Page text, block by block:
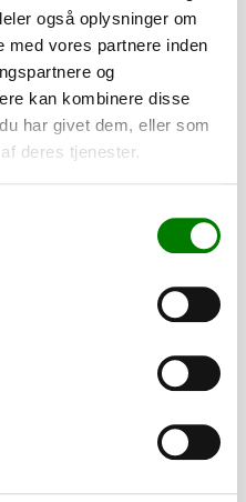
også oplysninger om
med vores partnere inden
og
kan kombinere disse
har givet dem, eller som
deres tjenester.
PÅ LAGER